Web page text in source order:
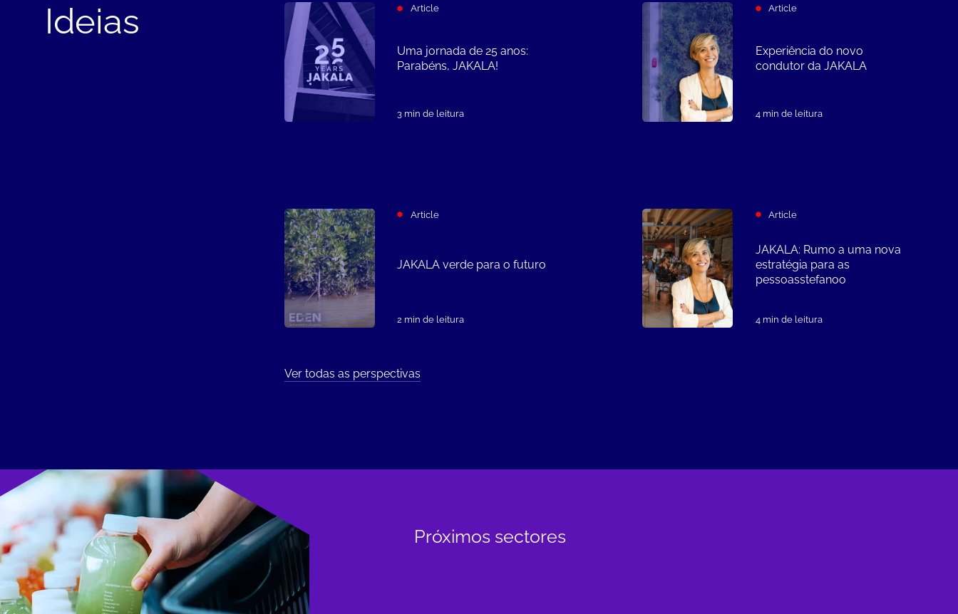
Ideias Article
Uma jornada de 25 anos:
Parabéns, JAKALA!
3 min de leitura
Article
Experiência do novo
condutor da JAKALA
4 min de leitura
Article
JAKALA verde para o futuro
2 min de leitura
Article
JAKALA: Rumo a uma nova
estratégia para as
pessoasstefanoo
4 min de leitura
Ver todas as perspectivas
Próximos sectores